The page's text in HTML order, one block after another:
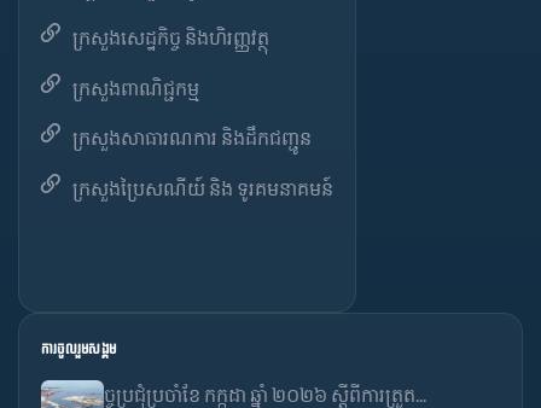
ក្រសួងសេដ្ឋកិច្ច និងហិរញ្ញវត្ថុ
ក្រសួងពាណិជ្ជកម្ម
ក្រសួងសាធារណការ និងដឹកជញ្ជូន
ក្រសួងប្រៃសណីយ៍ និង ទូរគមនាគមន៍
ការចូលរួមសង្គម
ច្ចប្រជុំប្រចាំខែ កក្កដា ឆ្នាំ ២០២៦ ស្តីពីការត្រួត...